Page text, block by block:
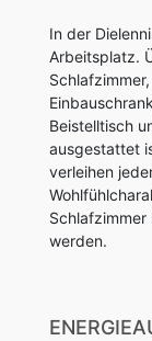
In der
Arbeitsplatz.
Beistelltisch
ausgestattet
verleihen
werden.